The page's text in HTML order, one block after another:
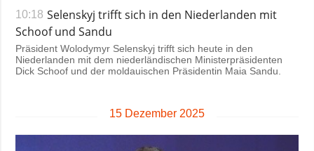
10:18 Selenskyj trifft sich in den Niederlanden mit
Schoof und Sandu
Präsident Wolodymyr Selenskyj trifft sich heute in den
Niederlanden mit dem niederländischen Ministerpräsidenten
Dick Schoof und der moldauischen Präsidentin Maia Sandu.
15 Dezember 2025